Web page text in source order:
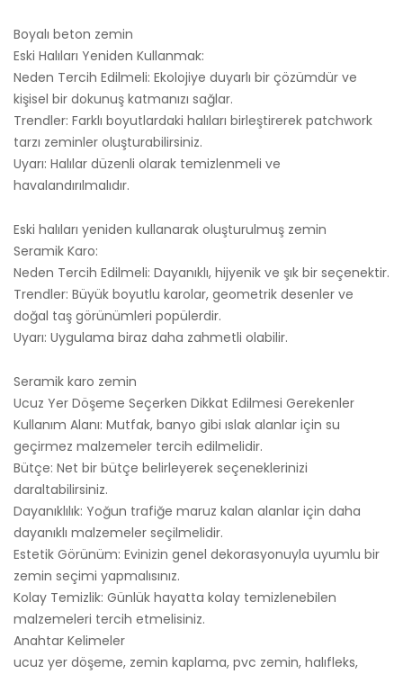
Boyalı beton zemin
Eski Halıları Yeniden Kullanmak:
Neden Tercih Edilmeli: Ekolojiye duyarlı bir çözümdür ve
kişisel bir dokunuş katmanızı sağlar.
Trendler: Farklı boyutlardaki halıları birleştirerek patchwork
tarzı zeminler oluşturabilirsiniz.
Uyarı: Halılar düzenli olarak temizlenmeli ve
havalandırılmalıdır.
Eski halıları yeniden kullanarak oluşturulmuş zemin
Seramik Karo:
Neden Tercih Edilmeli: Dayanıklı, hijyenik ve şık bir seçenektir.
Trendler: Büyük boyutlu karolar, geometrik desenler ve
doğal taş görünümleri popülerdir.
Uyarı: Uygulama biraz daha zahmetli olabilir.
Seramik karo zemin
Ucuz Yer Döşeme Seçerken Dikkat Edilmesi Gerekenler
Kullanım Alanı: Mutfak, banyo gibi ıslak alanlar için su
geçirmez malzemeler tercih edilmelidir.
Bütçe: Net bir bütçe belirleyerek seçeneklerinizi
daraltabilirsiniz.
Dayanıklılık: Yoğun trafiğe maruz kalan alanlar için daha
dayanıklı malzemeler seçilmelidir.
Estetik Görünüm: Evinizin genel dekorasyonuyla uyumlu bir
zemin seçimi yapmalısınız.
Kolay Temizlik: Günlük hayatta kolay temizlenebilen
malzemeleri tercih etmelisiniz.
Anahtar Kelimeler
ucuz yer döşeme, zemin kaplama, pvc zemin, halıfleks,